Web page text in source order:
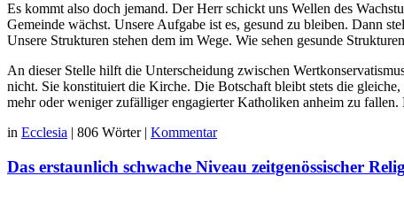
Es kommt also doch jemand. Der Herr schickt uns Wellen des
Gemeinde wächst. Unsere Aufgabe ist es, gesund zu bleiben. Dann
Unsere Strukturen stehen dem im Wege. Wie sehen gesunde
An dieser Stelle hilft die Unterscheidung zwischen
nicht. Sie konstituiert die Kirche. Die Botschaft bleibt stets die
mehr oder weniger zufälliger engagierter Katholiken anheim zu
in Ecclesia | 806 Wörter | Kommentar
Das erstaunlich schwache Niveau zeitgenössischer